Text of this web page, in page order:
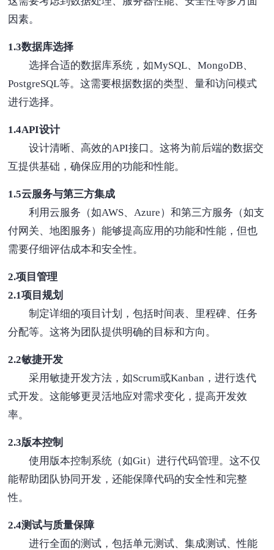
因素。
1.3数据库选择
选择合适的数据库系统，如MySQL、MongoDB、
PostgreSQL等。这需要根据数据的类型、量和访问模式
进行选择。
1.4API设计
设计清晰、高效的API接口。这将为前后端的数据交
互提供基础，确保应用的功能和性能。
1.5云服务与第三方集成
利用云服务（如AWS、Azure）和第三方服务（如支
付网关、地图服务）能够提高应用的功能和性能，但也
需要仔细评估成本和安全性。
2.项目管理
2.1项目规划
制定详细的项目计划，包括时间表、里程碑、任务
分配等。这将为团队提供明确的目标和方向。
2.2敏捷开发
采用敏捷开发方法，如Scrum或Kanban，进行迭代
式开发。这能够更灵活地应对需求变化，提高开发效
率。
2.3版本控制
使用版本控制系统（如Git）进行代码管理。这不仅
能帮助团队协同开发，还能保障代码的安全性和完整
性。
2.4测试与质量保障
进行全面的测试，包括单元测试、集成测试、性能